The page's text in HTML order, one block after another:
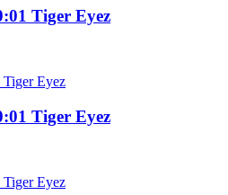
Tiger Eyez
Tiger Eyez